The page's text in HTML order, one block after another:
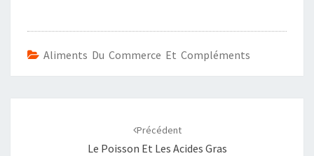
Aliments Du Commerce Et Compléments
Précédent
Le Poisson Et Les Acides Gras